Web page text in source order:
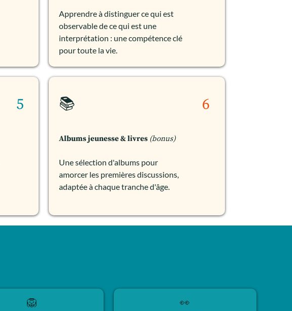
Apprendre à distinguer ce qui est
observable de ce qui est une
interprétation : une compétence clé
pour toute la vie.
5 📚
Albums jeunesse & livres (bonus)
Une sélection d'albums pour
amorcer les premières discussions,
adaptée à chaque tranche d'âge.
6
🦁 👀